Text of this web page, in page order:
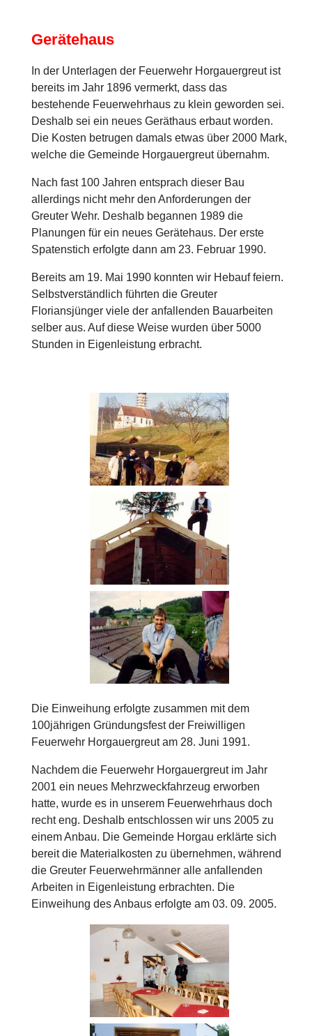
Gerätehaus
In der Unterlagen der Feuerwehr Horgauergreut ist
bereits im Jahr 1896 vermerkt, dass das
bestehende Feuerwehrhaus zu klein geworden sei.
Deshalb sei ein neues Geräthaus erbaut worden.
Die Kosten betrugen damals etwas über 2000 Mark,
welche die Gemeinde Horgauergreut übernahm.
Nach fast 100 Jahren entsprach dieser Bau
allerdings nicht mehr den Anforderungen der
Greuter Wehr. Deshalb begannen 1989 die
Planungen für ein neues Gerätehaus. Der erste
Spatenstich erfolgte dann am 23. Februar 1990.
Bereits am 19. Mai 1990 konnten wir Hebauf feiern.
Selbstverständlich führten die Greuter
Floriansjünger viele der anfallenden Bauarbeiten
selber aus. Auf diese Weise wurden über 5000
Stunden in Eigenleistung erbracht.
Die Einweihung erfolgte zusammen mit dem
100jährigen Gründungsfest der Freiwilligen
Feuerwehr Horgauergreut am 28. Juni 1991.
Nachdem die Feuerwehr Horgauergreut im Jahr
2001 ein neues Mehrzweckfahrzeug erworben
hatte, wurde es in unserem Feuerwehrhaus doch
recht eng. Deshalb entschlossen wir uns 2005 zu
einem Anbau. Die Gemeinde Horgau erklärte sich
bereit die Materialkosten zu übernehmen, während
die Greuter Feuerwehrmänner alle anfallenden
Arbeiten in Eigenleistung erbrachten. Die
Einweihung des Anbaus erfolgte am 03. 09. 2005.